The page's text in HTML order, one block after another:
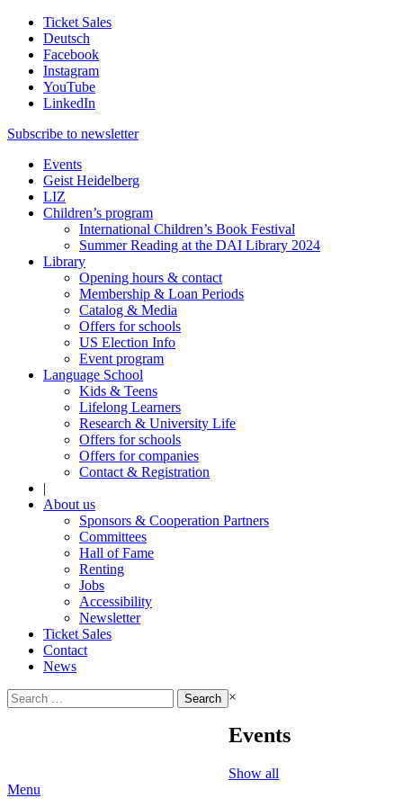
Ticket Sales
Deutsch
Facebook
Instagram
YouTube
LinkedIn
Subscribe to newsletter
Events
Geist Heidelberg
LIZ
Children’s program
International Children’s Book Festival
Summer Reading at the DAI Library 2024
Library
Opening hours & contact
Membership & Loan Periods
Catalog & Media
Offers for schools
US Election Info
Event program
Language School
Kids & Teens
Lifelong Learners
Research & University Life
Offers for schools
Offers for companies
Contact & Registration
|
About us
Sponsors & Cooperation Partners
Committees
Hall of Fame
Renting
Jobs
Accessibility
Newsletter
Ticket Sales
Contact
News
Search
for:
×
Events
Show all
Menu